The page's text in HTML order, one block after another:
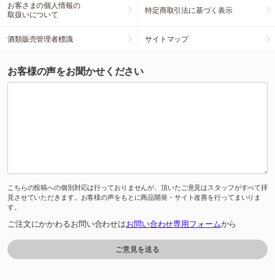
お客さまの個人情報の
取扱いについて
特定商取引法に基づく表示
酒類販売管理者標識 サイトマップ
お客様の声をお聞かせください
こちらの投稿への個別対応は行っておりませんが、頂いたご意見はスタッフがすべて拝
見させていただきます。お客様の声をもとに商品開発・サイト改善を行ってまいりま
す。
ご注文にかかわるお問い合わせはお問い合わせ専用フォームから